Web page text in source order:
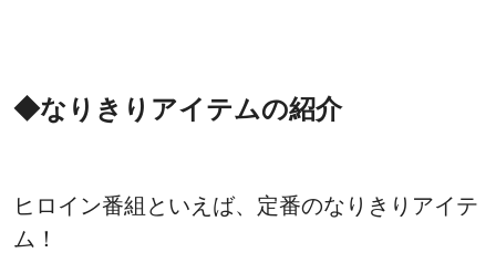
◆なりきりアイテムの紹介
ヒロイン番組といえば、定番のなりきりアイテ
ム！